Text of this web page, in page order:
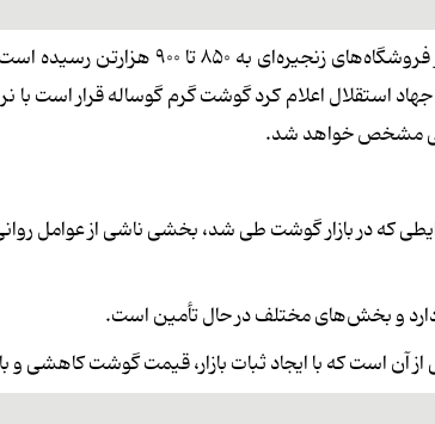
گزارش‌ها حاکی از آن است که قیمت هر کیلو گوشت وارداتی در
مشخص خواهد شد.
که در بازار گوشت طی شد، بخشی ناشی از عوامل
دارد و بخش‌های مختلف در حال تأمین است.
آن است که با ایجاد ثبات بازار، قیمت گوشت کاهشی و